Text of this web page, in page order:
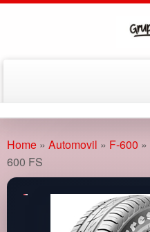
to
content
Home » Automovil » F-600 »
600 FS